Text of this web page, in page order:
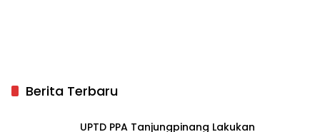
Berita Terbaru
UPTD PPA Tanjungpinang Lakukan